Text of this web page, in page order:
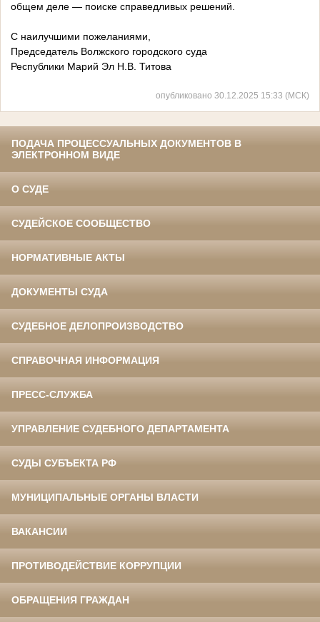
общем деле — поиске справедливых решений.
С наилучшими пожеланиями,
Председатель Волжского городского суда
Республики Марий Эл Н.В. Титова
опубликовано 30.12.2025 15:33 (МСК)
ПОДАЧА ПРОЦЕССУАЛЬНЫХ ДОКУМЕНТОВ В
ЭЛЕКТРОННОМ ВИДЕ
О СУДЕ
СУДЕЙСКОЕ СООБЩЕСТВО
НОРМАТИВНЫЕ АКТЫ
ДОКУМЕНТЫ СУДА
СУДЕБНОЕ ДЕЛОПРОИЗВОДСТВО
СПРАВОЧНАЯ ИНФОРМАЦИЯ
ПРЕСС-СЛУЖБА
УПРАВЛЕНИЕ СУДЕБНОГО ДЕПАРТАМЕНТА
СУДЫ СУБЪЕКТА РФ
МУНИЦИПАЛЬНЫЕ ОРГАНЫ ВЛАСТИ
ВАКАНСИИ
ПРОТИВОДЕЙСТВИЕ КОРРУПЦИИ
ОБРАЩЕНИЯ ГРАЖДАН